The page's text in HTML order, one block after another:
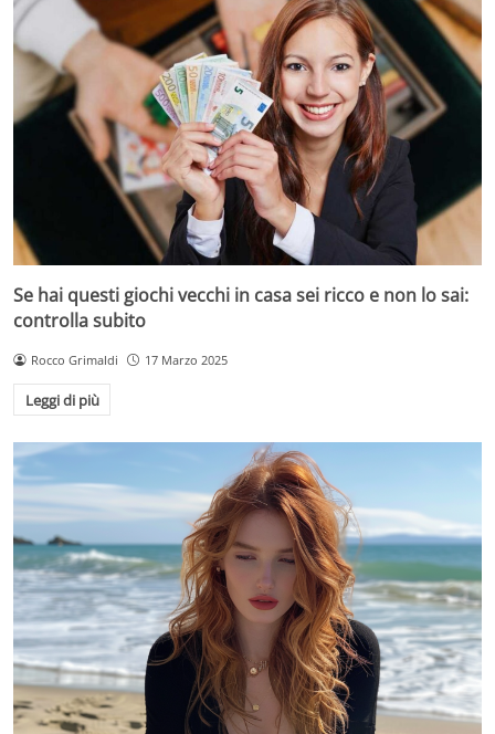
Se hai questi giochi vecchi in casa sei ricco e non lo sai:
controlla subito
Rocco Grimaldi 17 Marzo 2025
Leggi di più